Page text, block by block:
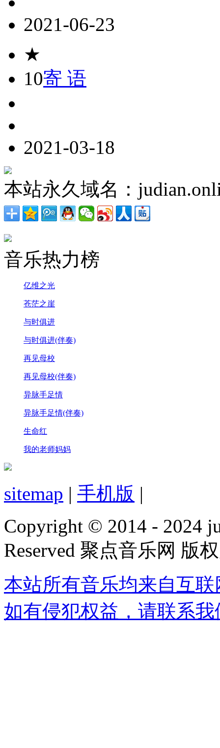
2021-06-23
★
10寄 语
2021-03-18
本站永久域名：
音乐热力榜
亿维之光
苍茫之崖
与时俱进
与时俱进(伴奏)
再见母校
再见母校(伴奏)
异脉手足情
异脉手足情(伴奏)
生命红
我的老师妈妈
sitemap | 手机版 |
Copyright © 2014 - 2024
Reserved 聚点音乐网 版
本站所有音乐均来自互
如有侵犯权益，请联系